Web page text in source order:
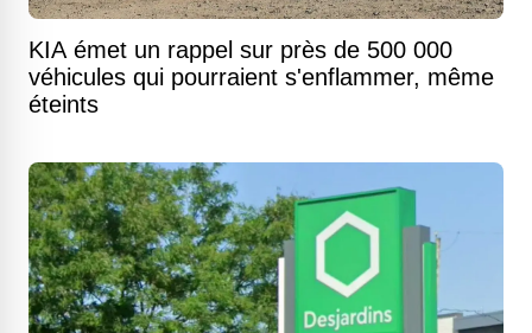
KIA émet un rappel sur près de 500 000
véhicules qui pourraient s'enflammer, même
éteints